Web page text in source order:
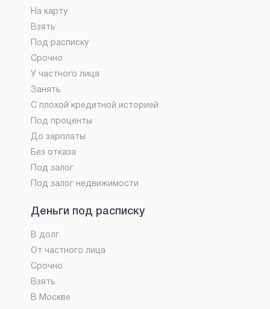
На карту
Взять
Под расписку
Срочно
У частного лица
Занять
С плохой кредитной историей
Под проценты
До зарплаты
Без отказа
Под залог
Под залог недвижимости
Деньги под расписку
В долг
От частного лица
Срочно
Взять
В Москве